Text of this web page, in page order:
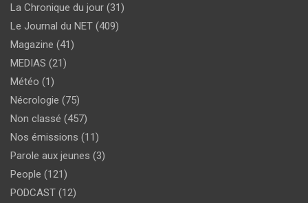
La Chronique du jour (31)
Le Journal du NET (409)
Magazine (41)
MEDIAS (21)
Météo (1)
Nécrologie (75)
Non classé (457)
Nos émissions (11)
Parole aux jeunes (3)
People (121)
PODCAST (12)